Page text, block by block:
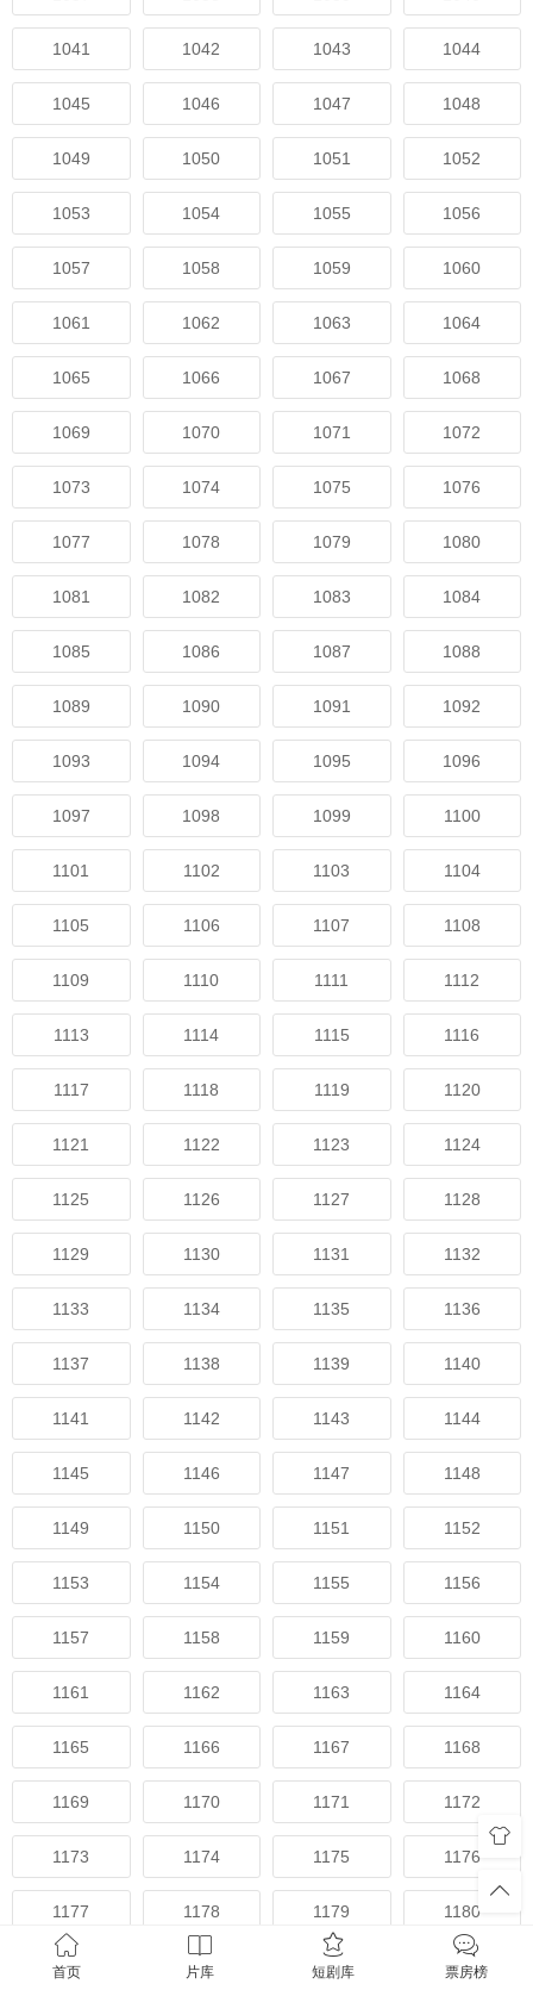
首页 片库 短剧库 票房榜
1041 1042 1043 1044
1045 1046 1047 1048
1049 1050 1051 1052
1053 1054 1055 1056
1057 1058 1059 1060
1061 1062 1063 1064
1065 1066 1067 1068
1069 1070 1071 1072
1073 1074 1075 1076
1077 1078 1079 1080
1081 1082 1083 1084
1085 1086 1087 1088
1089 1090 1091 1092
1093 1094 1095 1096
1097 1098 1099 1100
1101 1102 1103 1104
1105 1106 1107 1108
1109 1110 1111 1112
1113 1114 1115 1116
1117 1118 1119 1120
1121 1122 1123 1124
1125 1126 1127 1128
1129 1130 1131 1132
1133 1134 1135 1136
1137 1138 1139 1140
1141 1142 1143 1144
1145 1146 1147 1148
1149 1150 1151 1152
1153 1154 1155 1156
1157 1158 1159 1160
1161 1162 1163 1164
1165 1166 1167 1168
1169 1170 1171 1172
1173 1174 1175 1176
1177 1178 1179 1180
1181 1182 1183 1184